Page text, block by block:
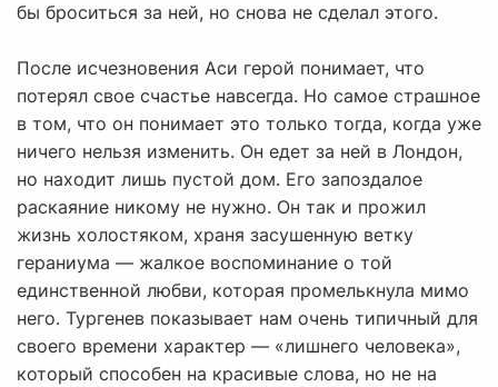
бы броситься за ней, но снова не сделал этого.
После исчезновения Аси герой понимает, что
потерял свое счастье навсегда. Но самое страшное
в том, что он понимает это только тогда, когда уже
ничего нельзя изменить. Он едет за ней в Лондон,
но находит лишь пустой дом. Его запоздалое
раскаяние никому не нужно. Он так и прожил
жизнь холостяком, храня засушенную ветку
гераниума — жалкое воспоминание о той
единственной любви, которая промелькнула мимо
него. Тургенев показывает нам очень типичный для
своего времени характер — «лишнего человека»,
который способен на красивые слова, но не на